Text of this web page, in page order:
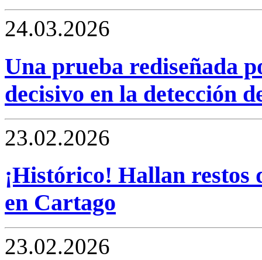
24.03.2026
Una prueba rediseñada
decisivo en la detección
23.02.2026
¡Histórico! Hallan restos
en Cartago
23.02.2026